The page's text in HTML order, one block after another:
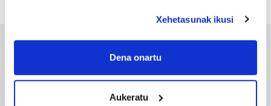
If you allow, we would also like to:
Collect information about your geographical
meters
Identify your device by actively scanning it for
Xehetasunak ikusi
Dena onartu
Aukeratu
ERREPORTAJEAK